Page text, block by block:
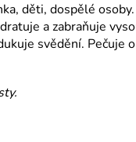
děti, dospělé osoby.
a zabraňuje
svědění. Pečuje